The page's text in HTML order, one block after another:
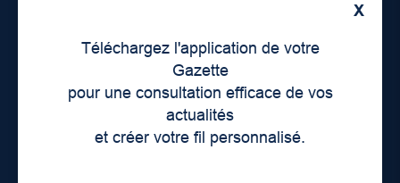
X
Téléchargez l'application de votre
Gazette
pour une consultation efficace de vos
actualités
et créer votre fil personnalisé.
Lieux de distribution